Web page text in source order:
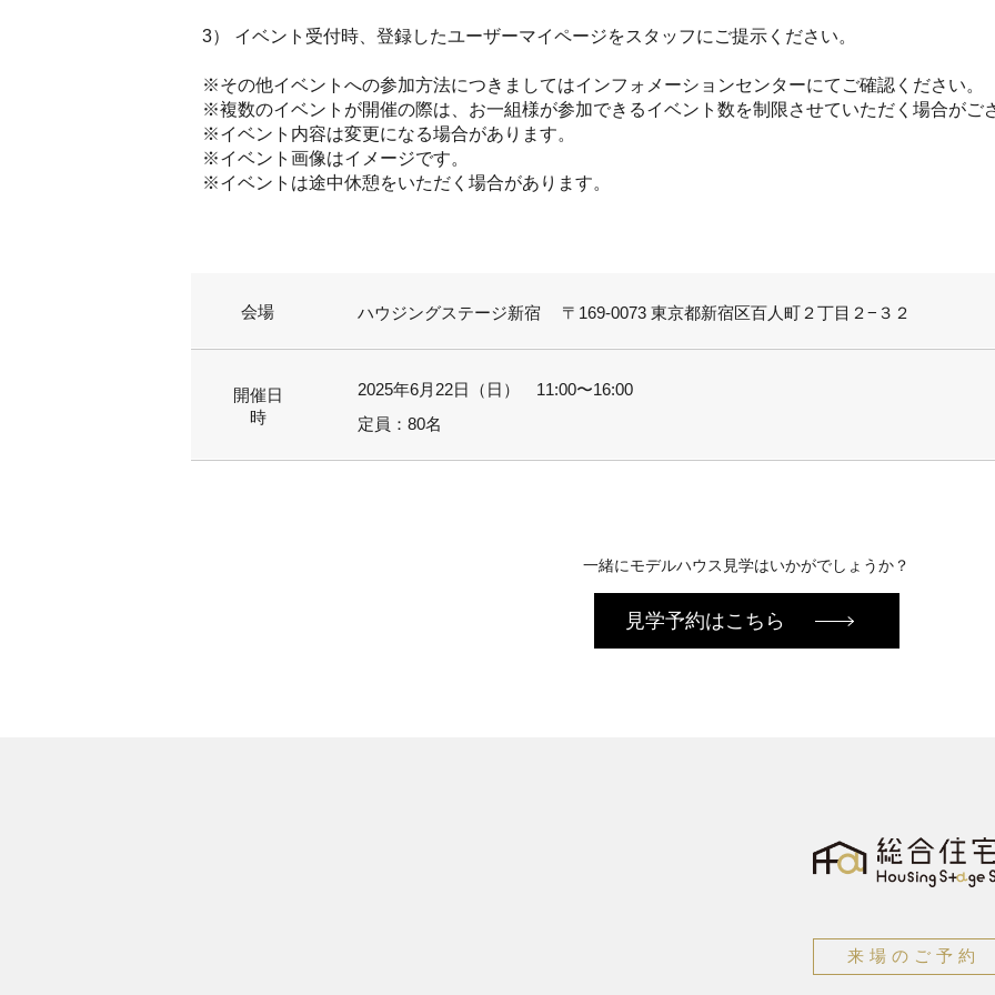
3） イベント受付時、登録したユーザーマイページをスタッフにご提示ください。
※その他イベントへの参加方法につきましてはインフォメーションセンターにてご確認ください。
※複数のイベントが開催の際は、お一組様が参加できるイベント数を制限させていただく場合がご
※イベント内容は変更になる場合があります。
※イベント画像はイメージです。
※イベントは途中休憩をいただく場合があります。
会場 ハウジングステージ新宿 〒169-0073 東京都新宿区百人町２丁目２−３２
開催日
時
2025年6月22日（日） 11:00〜16:00
定員：80名
一緒にモデルハウス見学はいかがでしょうか？
見学予約はこちら
来場のご予約